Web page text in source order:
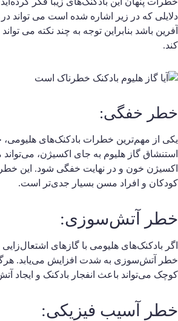
که در زیر اشاره شده است می تواند
باشد بنابراین توجه به چند نکته می
خفگی:
از مهم‌ترین خطرات بادکنک‌های
گاز هلیوم به جای اکسیژن،
خون و در نهایت خفگی شود. این
و افراد مسن بسیار جدی‌تر است.
آتش‌سوزی:
بادکنک‌های هلیومی با گازهای اشتعال‌زایی
آتش‌سوزی به شدت افزایش می‌یابد.
می‌تواند باعث انفجار بادکنک و ایجاد
آسیب فیزیکی: